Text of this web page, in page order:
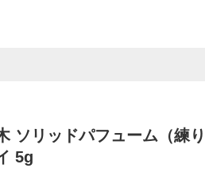
ソリッドパフューム（練
5g